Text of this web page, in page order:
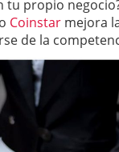
tu propio
Coinstar mejora
de la